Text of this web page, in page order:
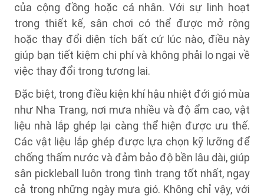
của cộng đồng hoặc cá nhân. Với sự linh hoạt
trong thiết kế, sân chơi có thể được mở rộng
hoặc thay đổi diện tích bất cứ lúc nào, điều này
giúp bạn tiết kiệm chi phí và không phải lo ngại về
việc thay đổi trong tương lai.
Đặc biệt, trong điều kiện khí hậu nhiệt đới gió mùa
như Nha Trang, nơi mưa nhiều và độ ẩm cao, vật
liệu nhà lắp ghép lại càng thể hiện được ưu thế.
Các vật liệu lắp ghép được lựa chọn kỹ lưỡng để
chống thấm nước và đảm bảo độ bền lâu dài, giúp
sân pickleball luôn trong tình trạng tốt nhất, ngay
cả trong những ngày mưa gió. Không chỉ vậy, với